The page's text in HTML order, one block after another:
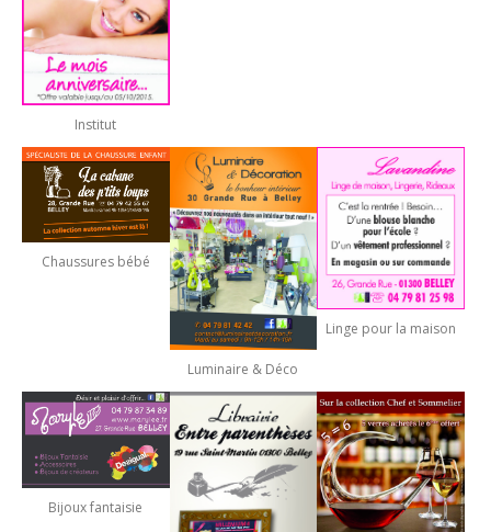
Institut
Chaussures bébé
Luminaire & Déco
Linge pour la maison
Bijoux fantaisie